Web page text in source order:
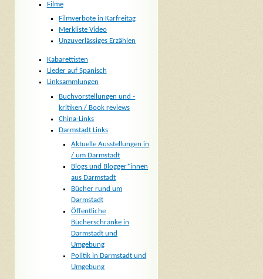
Filme
Filmverbote in Karfreitag
Merkliste Video
Unzuverlässiges Erzählen
Kabarettisten
Lieder auf Spanisch
Linksammlungen
Buchvorstellungen und -
kritiken / Book reviews
China-Links
Darmstadt Links
Aktuelle Ausstellungen in
/ um Darmstadt
Blogs und Blogger*innen
aus Darmstadt
Bücher rund um
Darmstadt
Öffentliche
Bücherschränke in
Darmstadt und
Umgebung
Politik in Darmstadt und
Umgebung